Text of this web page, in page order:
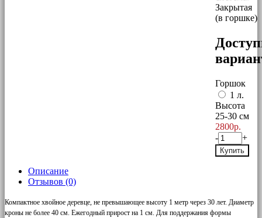
Закрытая
(в горшке)
Горшок
1 л.
Высота
25-30 см
2800р.
-
+
Купить
Описание
Отзывов (0)
Компактное хвойное деревце, не превышающее высоту 1 метр через 30 лет. Диаметр
кроны не более 40 см. Ежегодный прирост на 1 см. Для поддержания формы